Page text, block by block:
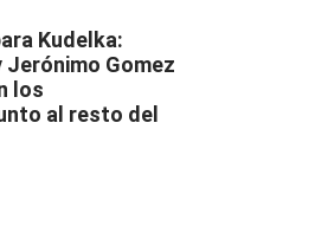
Kudelka:
Jerónimo Gomez
los
al resto del